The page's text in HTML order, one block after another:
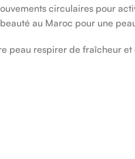
circulaires pour
au Maroc pour une
peau respirer de fraîcheur et